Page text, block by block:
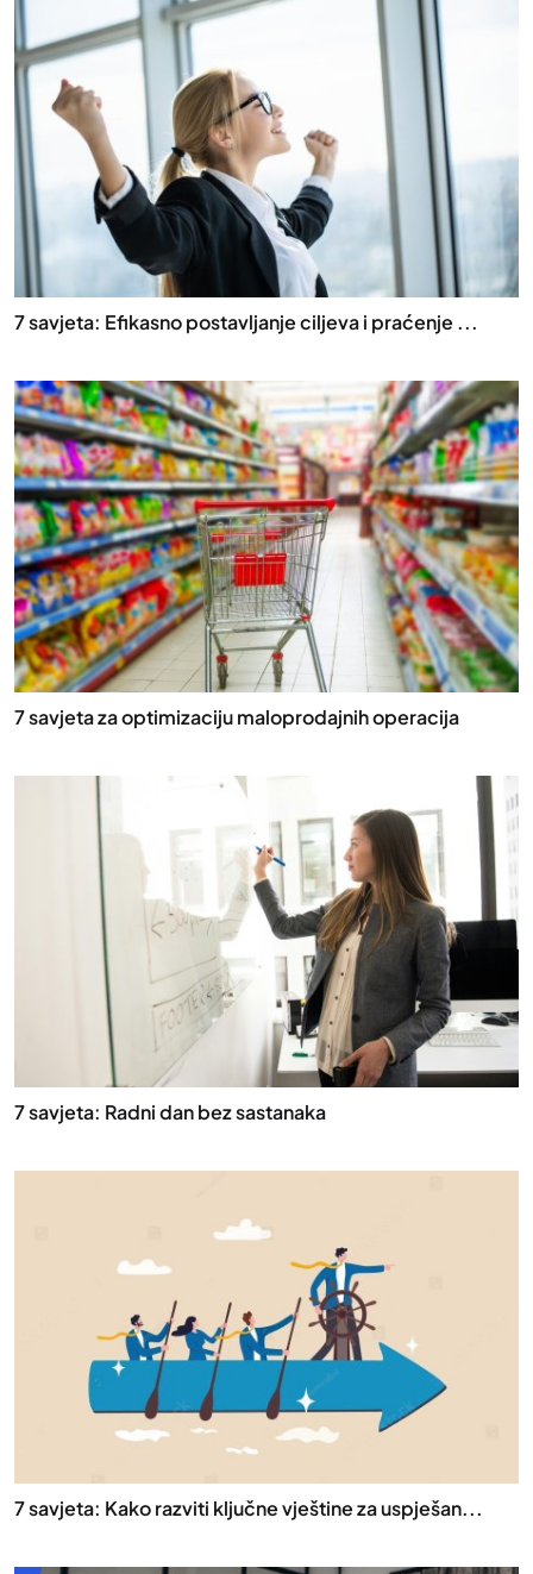
7 savjeta: Efikasno postavljanje ciljeva i praćenje ...
7 savjeta za optimizaciju maloprodajnih operacija
7 savjeta: Radni dan bez sastanaka
7 savjeta: Kako razviti ključne vještine za uspješan...